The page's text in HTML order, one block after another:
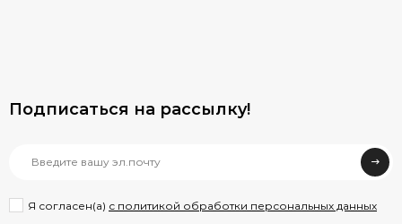
Подписаться на рассылкy!
Я согласен(a) с политикой обработки персональных данных